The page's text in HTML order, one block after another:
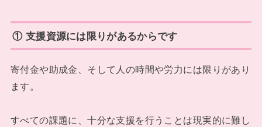
① 支援資源には限りがあるからです
寄付金や助成金、そして人の時間や労力には限りがあり
ます。
すべての課題に、十分な支援を行うことは現実的に難し